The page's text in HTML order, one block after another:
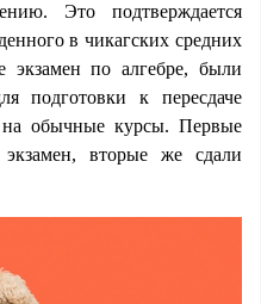
Это подтверждается
в чикагских средних
экзамен по алгебре, были
подготовки к пересдаче
обычные курсы. Первые
вторые же сдали